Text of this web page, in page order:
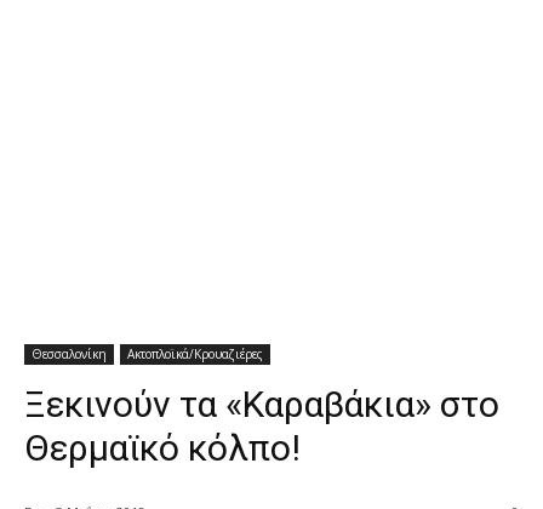
Θεσσαλονίκη Ακτοπλοϊκά/Κρουαζιέρες
Ξεκινούν τα «Καραβάκια» στο
Θερμαϊκό κόλπο!